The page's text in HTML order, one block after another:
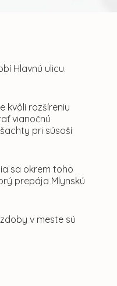
Hlavnú ulicu.
kvôli rozšíreniu
vianočnú
pri súsoší
sa okrem toho
prepája Mlynskú
v meste sú